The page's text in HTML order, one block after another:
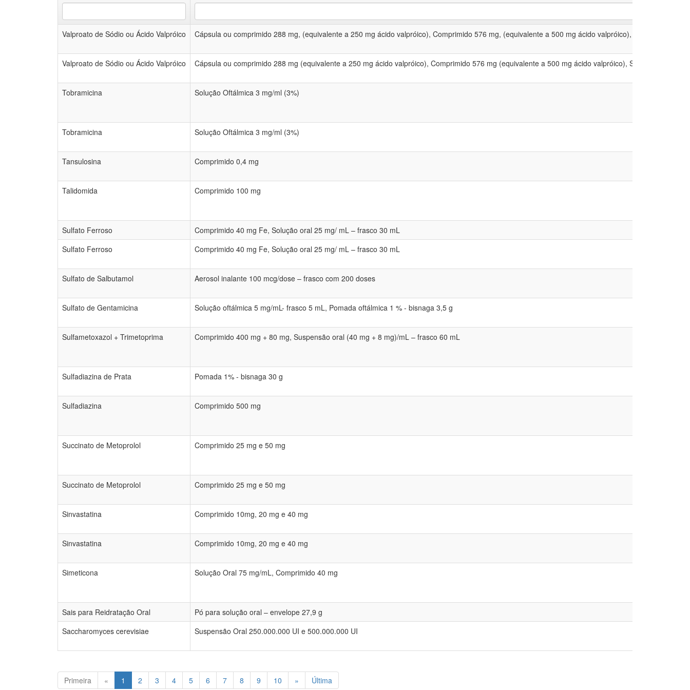
Valproato de Sódio ou Ácido Valpróico Cápsula ou comprimido 288 mg, (equivalente a 250 mg ácido valpróico), Comprimido 576 mg, (equivalente a 500 mg ácido valpróico), Solução oral
Valproato de Sódio ou Ácido Valpróico Cápsula ou comprimido 288 mg (equivalente a 250 mg ácido valpróico), Comprimido 576 mg (equivalente a 500 mg ácido valpróico), Solução oral ou
Tobramicina Solução Oftálmica 3 mg/ml (3%)
Tobramicina Solução Oftálmica 3 mg/ml (3%)
Tansulosina Comprimido 0,4 mg
Talidomida Comprimido 100 mg
Sulfato Ferroso
Comprimido 40 mg Fe, Solução oral 25 mg/ mL – frasco 30 mL
Sulfato Ferroso
Comprimido 40 mg Fe, Solução oral 25 mg/ mL – frasco 30 mL
Sulfato de Salbutamol Aerosol inalante 100 mcg/dose – frasco com 200 doses
Sulfato de Gentamicina Solução oftálmica 5 mg/mL- frasco 5 mL, Pomada oftálmica 1 % - bisnaga 3,5 g
Sulfametoxazol + Trimetoprima Comprimido 400 mg + 80 mg, Suspensão oral (40 mg + 8 mg)/mL – frasco 60 mL
Sulfadiazina de Prata Pomada 1% - bisnaga 30 g
Sulfadiazina Comprimido 500 mg
Succinato de Metoprolol Comprimido 25 mg e 50 mg
Succinato de Metoprolol Comprimido 25 mg e 50 mg
Sinvastatina Comprimido 10mg, 20 mg e 40 mg
Sinvastatina Comprimido 10mg, 20 mg e 40 mg
Simeticona Solução Oral 75 mg/mL, Comprimido 40 mg
Sais para Reidratação Oral
Pó para solução oral – envelope 27,9 g
Saccharomyces cerevisiae
Suspensão Oral 250.000.000 UI e 500.000.000 UI
Primeira « 1 2 3 4 5 6 7 8 9 10 » Última